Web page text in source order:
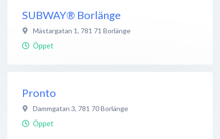
SUBWAY® Borlänge
Mästargatan 1, 781 71 Borlänge
Öppet
Pronto
Dammgatan 3, 781 70Borlänge
Öppet